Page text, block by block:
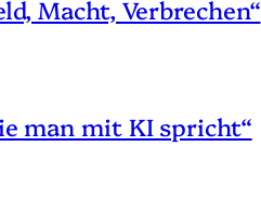
Macht, Verbrechen“
man mit KI spricht“